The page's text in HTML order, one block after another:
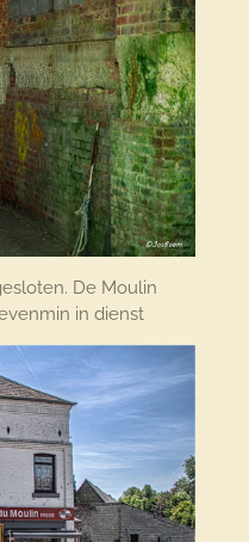
De Moulin
in dienst